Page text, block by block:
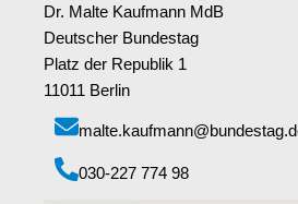
Dr. Malte Kaufmann MdB
Deutscher Bundestag
Platz der Republik 1
11011 Berlin
‭030-227 774 98‬